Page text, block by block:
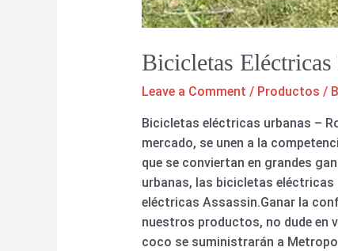
Bicicletas
Leave a Comment / Productos /
Bicicletas eléctricas urbanas –
mercado, se unen a la
que se conviertan en grandes
urbanas, las bicicletas
eléctricas Assassin.Ganar la
nuestros productos, no dude
coco se suministrarán a